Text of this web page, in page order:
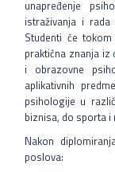
unapređenje
istraživanja i
Studenti će
praktična znanja
i obrazovne
aplikativnih
psihologije u
biznisa, do sporta i
Nakon
poslova: